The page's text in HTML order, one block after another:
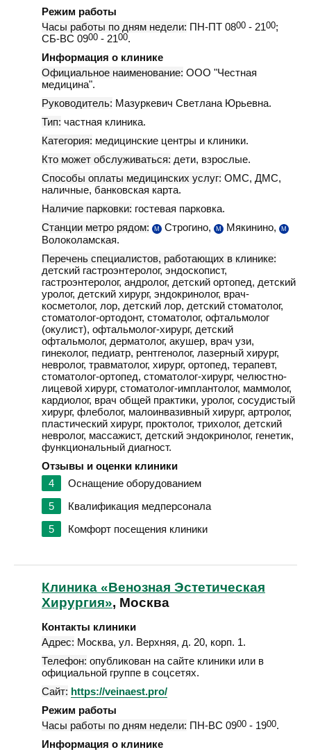
Режим работы
Часы работы по дням недели: ПН-ПТ 0800 - 2100;
СБ-ВС 0900 - 2100.
Информация о клинике
Официальное наименование: ООО "Честная
медицина".
Руководитель: Мазуркевич Светлана Юрьевна.
Тип: частная клиника.
Категория: медицинские центры и клиники.
Кто может обслуживаться: дети, взрослые.
Способы оплаты медицинских услуг: ОМС, ДМС,
наличные, банковская карта.
Наличие парковки: гостевая парковка.
Станции метро рядом:
М Строгино, М Мякинино, М
Волоколамская.
Перечень специалистов, работающих в клинике:
детский гастроэнтеролог, эндоскопист,
гастроэнтеролог, андролог, детский ортопед, детский
уролог, детский хирург, эндокринолог, врач-
косметолог, лор, детский лор, детский стоматолог,
стоматолог-ортодонт, стоматолог, офтальмолог
(окулист), офтальмолог-хирург, детский
офтальмолог, дерматолог, акушер, врач узи,
гинеколог, педиатр, рентгенолог, лазерный хирург,
невролог, травматолог, хирург, ортопед, терапевт,
стоматолог-ортопед, стоматолог-хирург, челюстно-
лицевой хирург, стоматолог-имплантолог, маммолог,
кардиолог, врач общей практики, уролог, сосудистый
хирург, флеболог, малоинвазивный хирург, артролог,
пластический хирург, проктолог, трихолог, детский
невролог, массажист, детский эндокринолог, генетик,
функциональный диагност.
Отзывы и оценки клиники
4
Оснащение оборудованием
5
Квалификация медперсонала
5
Комфорт посещения клиники
Клиника «Венозная Эстетическая
Хирургия», Москва
Контакты клиники
Адрес: Москва, ул. Верхняя, д. 20, корп. 1.
Телефон: опубликован на сайте клиники или в
официальной группе в соцсетях.
Сайт: https://veinaest.pro/
Режим работы
Часы работы по дням недели: ПН-ВС 0900 - 1900.
Информация о клинике